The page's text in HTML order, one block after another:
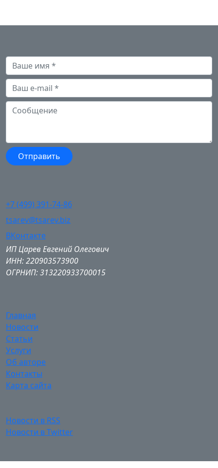
+7 (499) 391-74-86
tsarev@tsarev.biz
ВКонтакте
ИП Царев Евгений Олегович
ИНН: 220903573900
ОГРНИП: 313220933700015
Главная
Новости
Статьи
Услуги
Об авторе
Контакты
Карта сайта
Новости в RSS
Новости в Twitter